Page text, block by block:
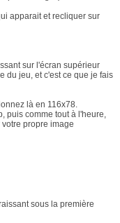
apparait et recliquer sur
sur l'écran supérieur
du jeu, et c'est ce que je fais
là en 116x78.
puis comme tout à l'heure,
propre image
sous la première